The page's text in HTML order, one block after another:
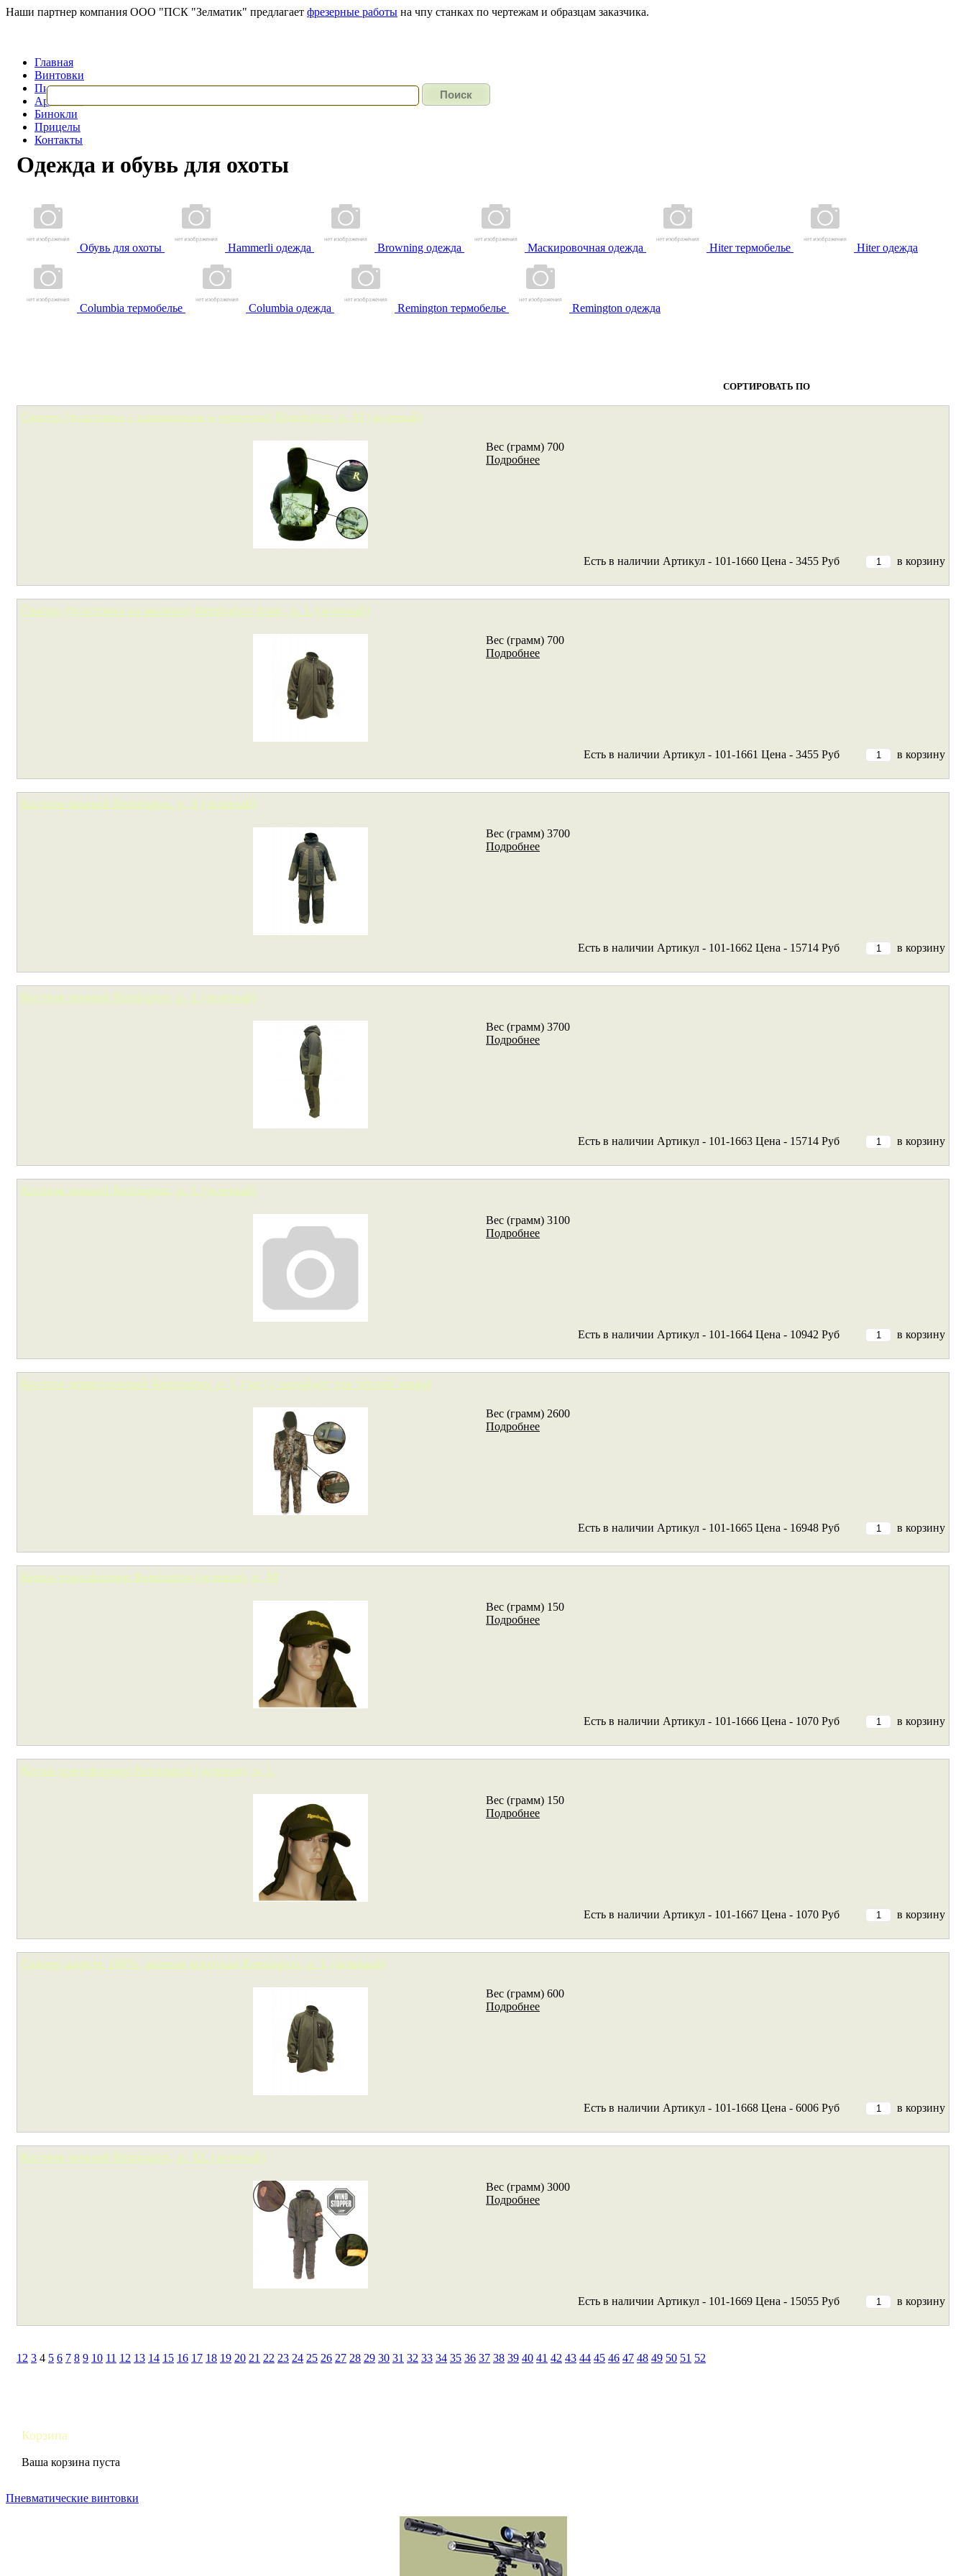
Наши партнер компания ООО "ПСК "Зелматик" предлагает фрезерные работы на чпу станках по чертежам и образцам заказчика.
Главная
Винтовки
Пистолеты
Арбалеты
Бинокли
Прицелы
Контакты
Одежда и обувь для охоты
Обувь для охоты Hammerli одежда Browning одежда Маскировочная одежда Hiter термобелье Hiter одежда
Columbia термобелье Columbia одежда Remington термобелье Remington одежда
СОРТИРОВАТЬ ПО
Свитер (толстовка с капюшоном и принтом) Remington. р. M (зеленый)
Вес (грамм) 700
Подробнее
Есть в наличии Артикул - 101-1660 Цена - 3455 Руб в корзину
Свитер (толстовка на молнии) Remington флис, р. L (зеленый)
Вес (грамм) 700
Подробнее
Есть в наличии Артикул - 101-1661 Цена - 3455 Руб в корзину
Костюм зимний Remington. р. S (зеленый)
Вес (грамм) 3700
Подробнее
Есть в наличии Артикул - 101-1662 Цена - 15714 Руб в корзину
Костюм зимний Remington. р. L (зеленый)
Вес (грамм) 3700
Подробнее
Есть в наличии Артикул - 101-1663 Цена - 15714 Руб в корзину
Костюм зимний Remington, р. L (зеленый)
Вес (грамм) 3100
Подробнее
Есть в наличии Артикул - 101-1664 Цена - 10942 Руб в корзину
Костюм демисезонный Remington, р. L (лес) ( подойдёт для тёплой зимы)
Вес (грамм) 2600
Подробнее
Есть в наличии Артикул - 101-1665 Цена - 16948 Руб в корзину
Кепка-трансформер Remington (зеленая), р. M
Вес (грамм) 150
Подробнее
Есть в наличии Артикул - 101-1666 Цена - 1070 Руб в корзину
Кепка-трансформер Remington (зеленая), р. L
Вес (грамм) 150
Подробнее
Есть в наличии Артикул - 101-1667 Цена - 1070 Руб в корзину
Свитер шерсть 100%, молния короткая Remington. р. L (зеленый)
Вес (грамм) 600
Подробнее
Есть в наличии Артикул - 101-1668 Цена - 6006 Руб в корзину
Костюм зимний Remington, р. XL (зеленый)
Вес (грамм) 3000
Подробнее
Есть в наличии Артикул - 101-1669 Цена - 15055 Руб в корзину
1 2 3 4 5 6 7 8 9 10 11 12 13 14 15 16 17 18 19 20 21 22 23 24 25 26 27 28 29 30 31 32 33 34 35 36 37 38 39 40 41 42 43 44 45 46 47 48 49 50 51 52
Корзина
Ваша корзина пуста
Пневматические винтовки